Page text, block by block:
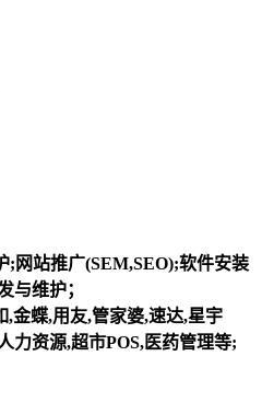
;网站推广(SEM,SEO);软件安装
与维护；
金蝶,用友,管家婆,速达,星宇
力资源,超市POS,医药管理等;